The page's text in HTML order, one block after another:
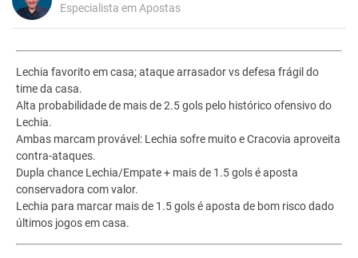
Especialista em Apostas
Lechia favorito em casa; ataque arrasador vs defesa frágil do
time da casa.
Alta probabilidade de mais de 2.5 gols pelo histórico ofensivo do
Lechia.
Ambas marcam provável: Lechia sofre muito e Cracovia aproveita
contra-ataques.
Dupla chance Lechia/Empate + mais de 1.5 gols é aposta
conservadora com valor.
Lechia para marcar mais de 1.5 gols é aposta de bom risco dado
últimos jogos em casa.